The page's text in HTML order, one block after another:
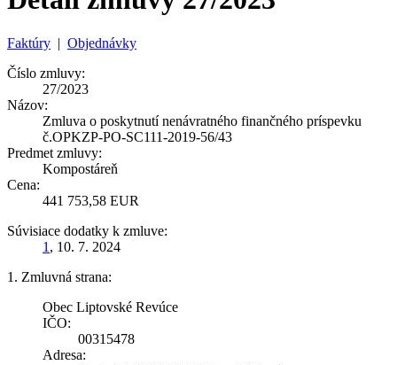
Faktúry | Objednávky
Číslo zmluvy:
27/2023
Názov:
Zmluva o poskytnutí nenávratného finančného príspevku
č.OPKZP-PO-SC111-2019-56/43
Predmet zmluvy:
Kompostáreň
Cena:
441 753,58 EUR
Súvisiace dodatky k zmluve:
1 , 10. 7. 2024
1. Zmluvná strana:
Obec Liptovské Revúce
IČO:
00315478
Adresa: